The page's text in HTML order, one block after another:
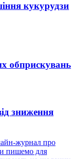
кукурудзи
обприскувань
зниження